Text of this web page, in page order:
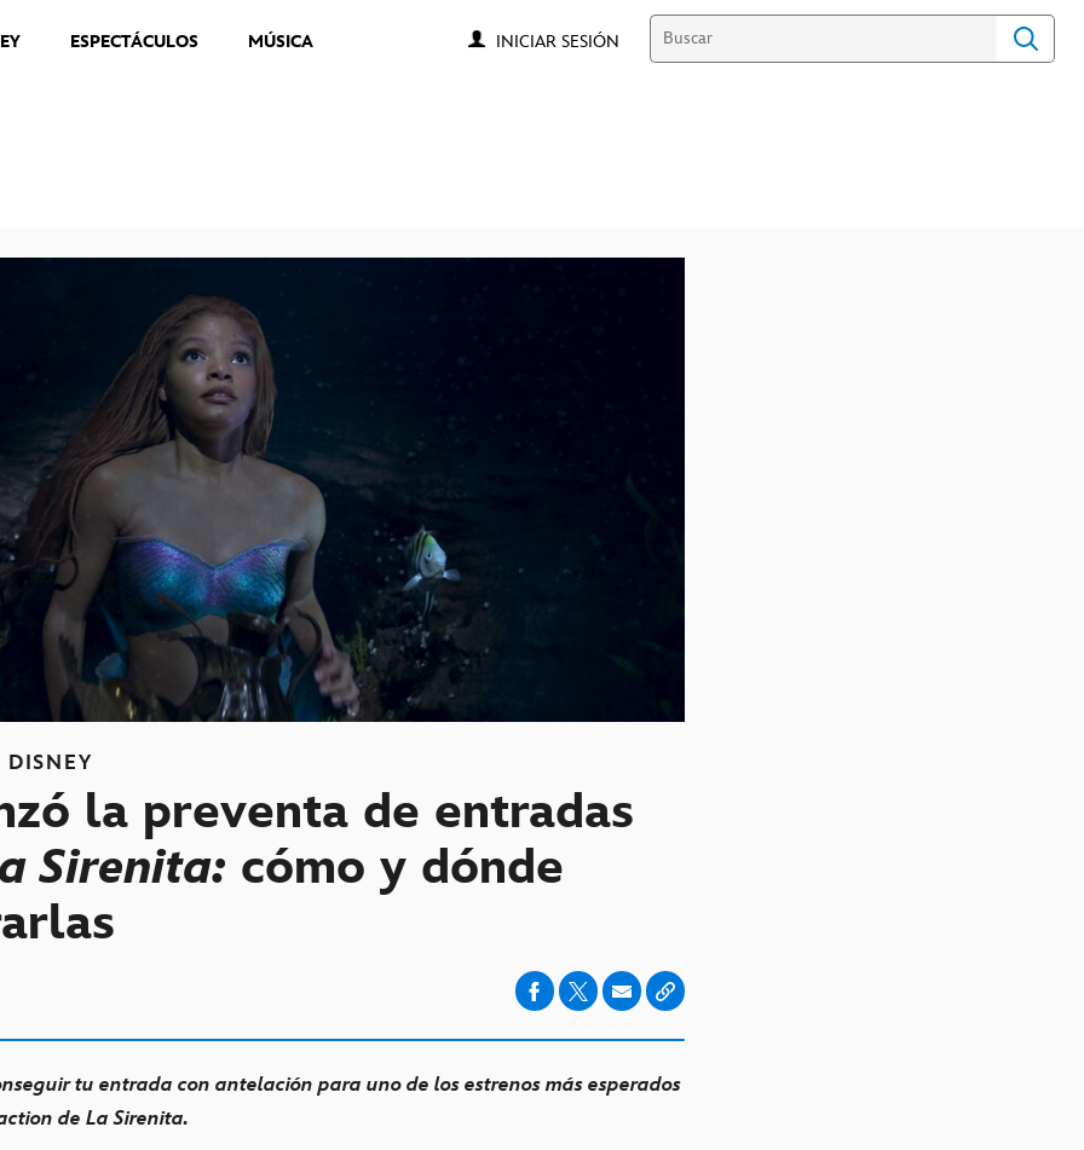
ESPECTÁCULOS MÚSICA INICIAR SESIÓN
DISNEY
la preventa de entradas
Sirenita: cómo y dónde
tu entrada con antelación para uno de los estrenos más esperados
de La Sirenita.